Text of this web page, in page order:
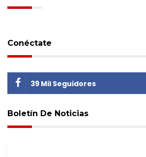
Conéctate
39 Mil Seguidores
Boletín De Noticias